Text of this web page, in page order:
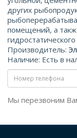
других
помещений, а
Производитель:
Наличие: Есть в
Мы перезвоним